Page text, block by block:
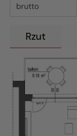
brutto
Rzut